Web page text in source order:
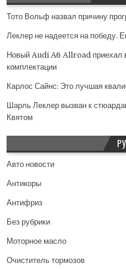
Тото Вольф назвал причину
Леклер не надеется на победу.
Новый Audi A6 Allroad приехал
комплектации
Карлос Сайнс: Это лучшая
Шарль Леклер вызван к
Квятом
Авто новости
Антикоры
Антифриз
Без рубрики
Моторное масло
Очиститель тормозов